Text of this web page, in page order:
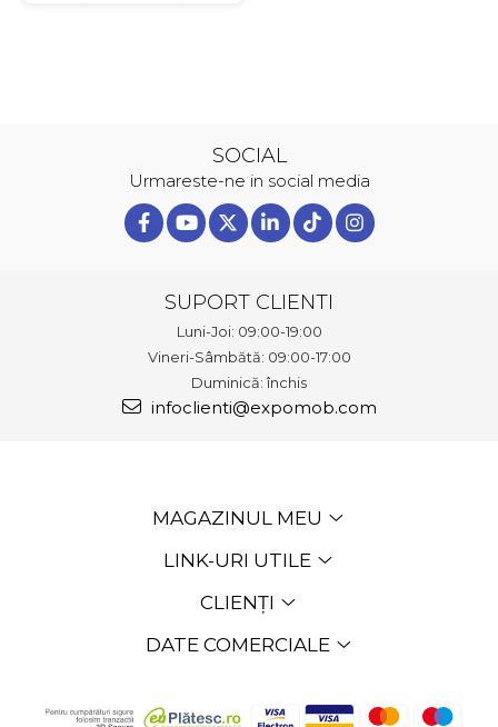
SOCIAL
Urmareste-ne in social media
SUPORT CLIENTI
Luni-Joi: 09:00-19:00
Vineri-Sâmbătă: 09:00-17:00
Duminică: închis
infoclienti@expomob.com
MAGAZINUL MEU
LINK-URI UTILE
CLIENȚI
DATE COMERCIALE